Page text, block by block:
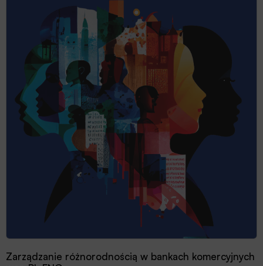
Zarządzanie różnorodnością w bankach komercyjnych